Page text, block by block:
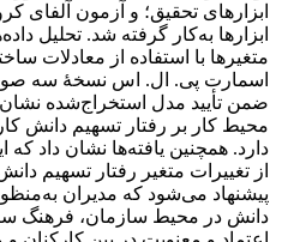
ابزارهای تحقیق؛ و آزمون آلفای
ابزارها به‌کار گرفته شد. تحلیل
متغیرها با استفاده از معادلات
اسمارت پی. ال. اس نسخۀ سه
ضمن تأیید مدل استخراج‌شده نشان
محیط کار بر رفتار تسهیم دانش
از تغییرات متغیر رفتار تسهیم
پیشنهاد می‌شود که مدیران
دانش در محیط سازمان، فرهنگ